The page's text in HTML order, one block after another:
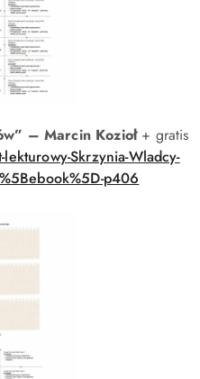
– Marcin Kozioł+ gratis
Skrzynia-Wladcy-
p406